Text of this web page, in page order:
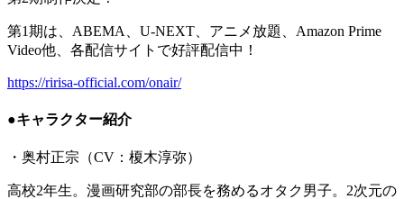
第1期は、ABEMA、U-NEXT、アニメ放題、Amazon Prime
Video他、各配信サイトで好評配信中！
https://ririsa-official.com/onair/
●キャラクター紹介
・奥村正宗（CV：榎木淳弥）
高校2年生。漫画研究部の部長を務めるオタク男子。2次元の